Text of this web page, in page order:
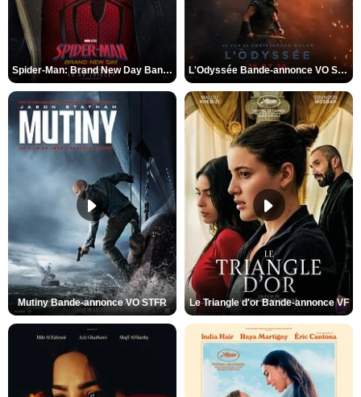
Spider-Man: Brand New Day Bande-annonce VO STFR L'Odyssée Bande-annonce VO STFR
Mutiny Bande-annonce VO STFR Le Triangle d'or Bande-annonce VF